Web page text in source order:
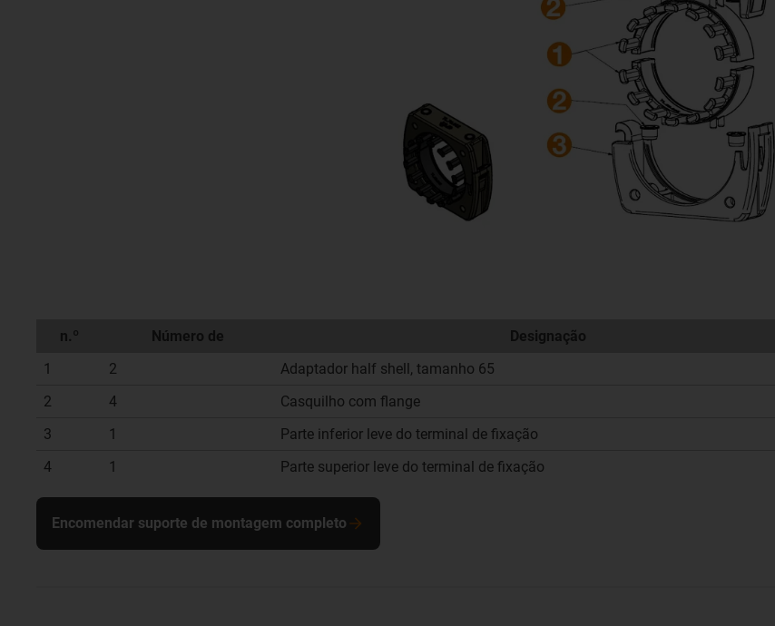
n.º Número de Designação
1
2 Adaptador half shell, tamanho 65
2
4 Casquilho com flange
3
1 Parte inferior leve do terminal de fixação
4
1 Parte superior leve do terminal de fixação
Encomendar suporte de montagem completo